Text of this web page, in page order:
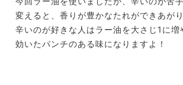
変えると、香りが豊かなたれができあがり
辛いのが好きな人はラー油を大さじ1に増
効いたパンチのある味になりますよ！